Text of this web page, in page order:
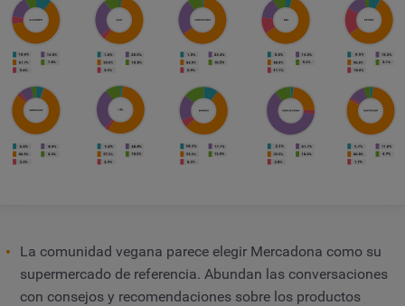
La comunidad vegana parece elegir Mercadona como su
supermercado de referencia. Abundan las conversaciones
con consejos y recomendaciones sobre los productos